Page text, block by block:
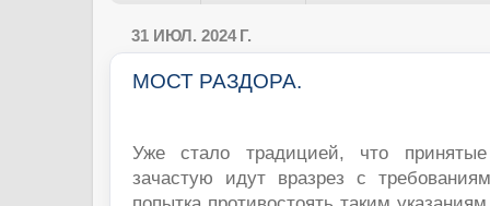
31 ИЮЛ. 2024 Г.
МОСТ РАЗДОРА.
Уже стало традицией, что
зачастую идут вразрез с